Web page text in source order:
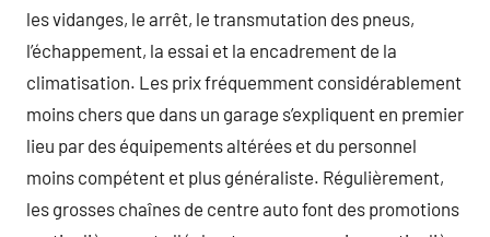
les vidanges, le arrêt, le transmutation des pneus,
l’échappement, la essai et la encadrement de la
climatisation. Les prix fréquemment considérablement
moins chers que dans un garage s’expliquent en premier
lieu par des équipements altérées et du personnel
moins compétent et plus généraliste. Régulièrement,
les grosses chaînes de centre auto font des promotions